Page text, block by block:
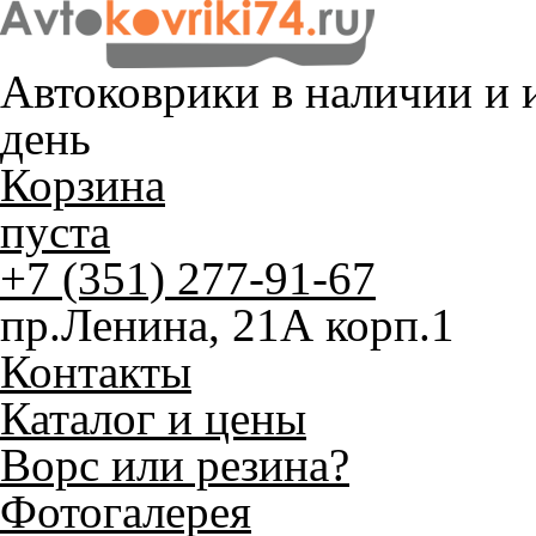
Автоковрики в наличии и
день
Корзина
пуста
+7 (351) 277-91-67
пр.Ленина, 21А корп.1
Контакты
Каталог и цены
Ворс или резина?
Фотогалерея